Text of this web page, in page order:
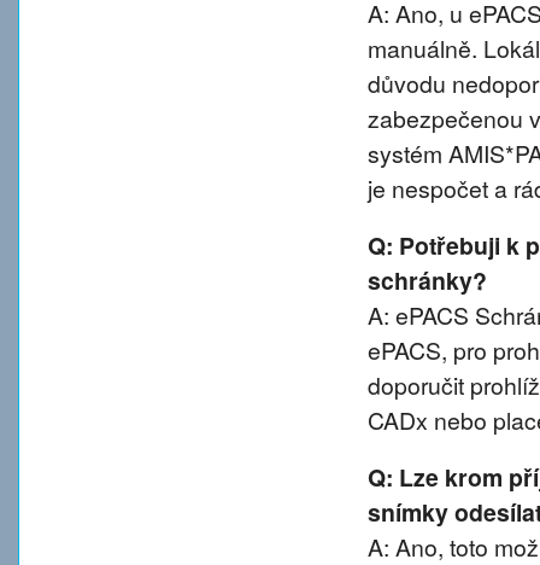
A: Ano, u
manuálně.
důvodu
zabezpečenou
systém
je nespočet a
Q: Potřebuji k
schránky?
A: ePACS
ePACS, pro
doporučit
CADx nebo
Q: Lze krom
snímky
A: Ano, toto